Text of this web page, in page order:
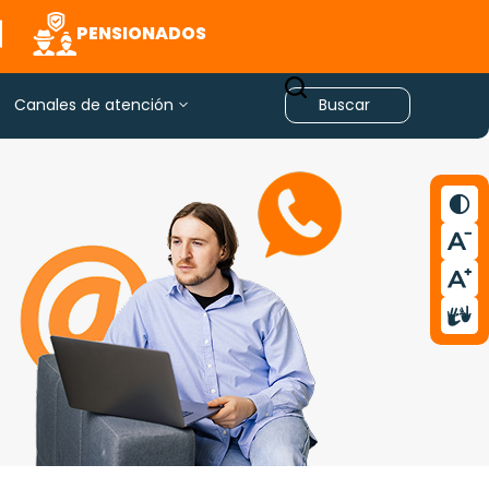
PENSIONADOS
Canales de atención